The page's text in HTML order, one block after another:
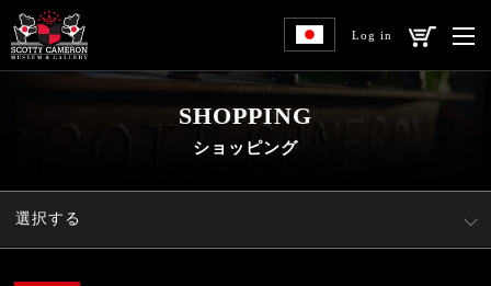
Log in
SHOPPING
ショッピング
選択する